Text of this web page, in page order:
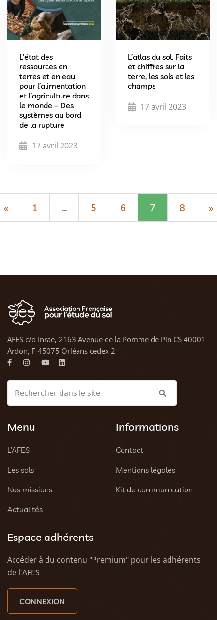
L’état des
ressources en
terres et en eau
pour l’alimentation
et l’agriculture dans
le monde – Des
systèmes au bord
de la rupture
17 avril 2023
L’atlas du sol. Faits
et chiffres sur la
terre, les sols et les
champs
17 avril 2023
« 1 … 5 6 7 8 »
AFES c/o Inrae, 2163 Avenue de la Pomme de Pin CS 40001
Ardon, F-45075 Orléans cedex 2
Menu
L’AFES
Les sols
Nos missions
Actualités
Informations
Contact
Mentions légales
Kit de communication
Espace adhérents
Accéder à du contenu "Premium" pour les adhérents
de l'AFES
CONNEXION